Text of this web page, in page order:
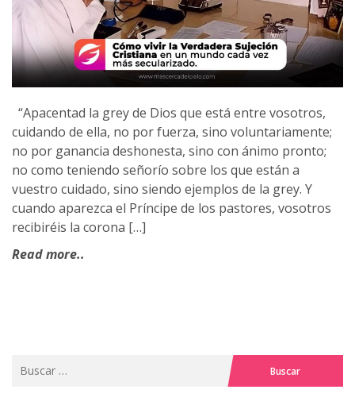
“Apacentad la grey de Dios que está entre vosotros,
cuidando de ella, no por fuerza, sino voluntariamente;
no por ganancia deshonesta, sino con ánimo pronto;
no como teniendo señorío sobre los que están a
vuestro cuidado, sino siendo ejemplos de la grey. Y
cuando aparezca el Príncipe de los pastores, vosotros
recibiréis la corona […]
Read more..
Buscar: